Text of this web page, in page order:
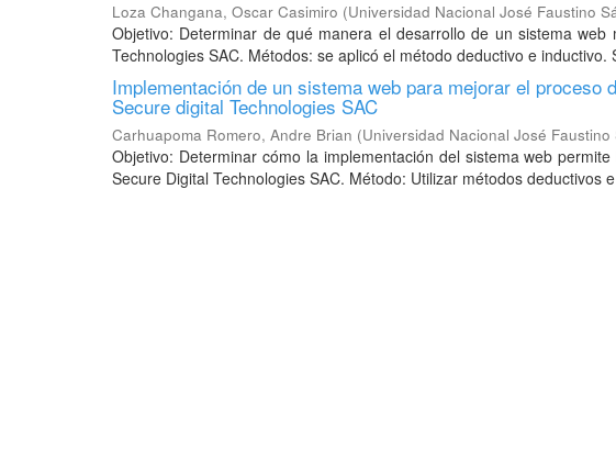
Loza Changana, Oscar Casimiro (Universidad Nacional José Faustino
Objetivo: Determinar de qué manera el desarrollo de un sistema
Technologies SAC. Métodos: se aplicó el método deductivo e inductivo.
Implementación de un sistema web para mejorar el
Secure digital Technologies SAC
Carhuapoma Romero, Andre Brian (Universidad Nacional José
Objetivo: Determinar cómo la implementación del sistema web
Secure Digital Technologies SAC. Método: Utilizar métodos deductivos